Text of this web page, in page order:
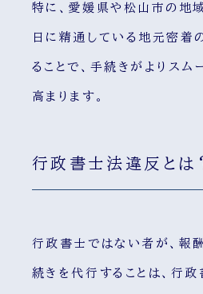
特に、愛媛県や松山市の地
日に精通している地元密着
ることで、手続きがよりス
高まります。
行政書士法違反とは
行政書士ではない者が、報
続きを代行することは、行